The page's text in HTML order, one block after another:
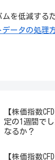
ムを低減する
データの処理
【株価指数
定の1週間で
なるか？
【株価指数